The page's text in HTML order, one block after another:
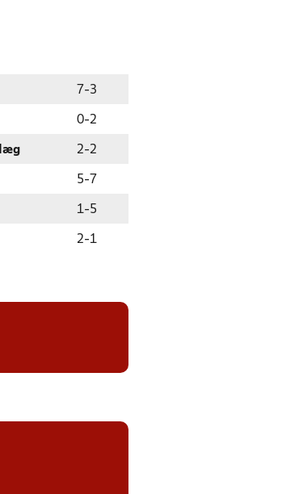
7 -3
0-2
2-2
5- 7
1-5
2-1